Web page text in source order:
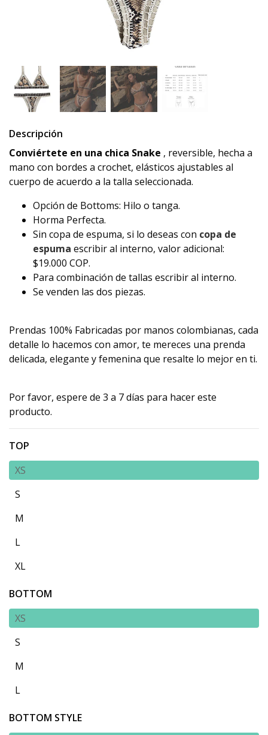
Descripción
Conviértete en una chica Snake , reversible, hecha a
mano con bordes a crochet, elásticos ajustables al
cuerpo de acuerdo a la talla seleccionada.
Opción de Bottoms: Hilo o tanga.
Horma Perfecta.
Sin copa de espuma, si lo deseas con copa de
espuma escribir al interno, valor adicional:
$19.000 COP.
Para combinación de tallas escribir al interno.
Se venden las dos piezas.
Prendas 100% Fabricadas por manos colombianas, cada
detalle lo hacemos con amor, te mereces una prenda
delicada, elegante y femenina que resalte lo mejor en ti.
Por favor, espere de 3 a 7 días para hacer este
producto.
TOP
XS
S
M
L
XL
BOTTOM
XS
S
M
L
BOTTOM STYLE